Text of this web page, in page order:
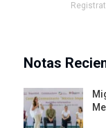
Notas